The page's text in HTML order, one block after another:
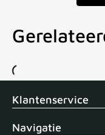
Voor 15uur besteld,
Klantenservice
Navigatie